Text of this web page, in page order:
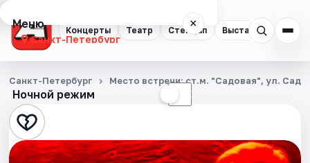
Концерты Театр Стендап Выставки
Меню ×
Санкт-Петербург
Концерты
Театр
Стендап
Ночной режим ☾
Санкт-Петербург Место встречи: ст.м. "Садовая", ул.